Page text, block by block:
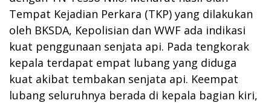
Tempat Kejadian Perkara (TKP) yang dilakukan
oleh BKSDA, Kepolisian dan WWF ada indikasi
kuat penggunaan senjata api. Pada tengkorak
kepala terdapat empat lubang yang diduga
kuat akibat tembakan senjata api. Keempat
lubang seluruhnya berada di kepala bagian kiri,